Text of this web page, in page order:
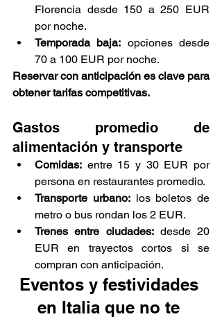
Florencia desde 150 a 250 EUR
por noche.
Temporada baja: opciones desde
70 a 100 EUR por noche.
Reservar con anticipación es clave para
obtener tarifas competitivas.
Gastos promedio de
alimentación y transporte
Comidas: entre 15 y 30 EUR por
persona en restaurantes promedio.
Transporte urbano: los boletos de
metro o bus rondan los 2 EUR.
Trenes entre ciudades: desde 20
EUR en trayectos cortos si se
compran con anticipación.
Eventos y festividades
en Italia que no te